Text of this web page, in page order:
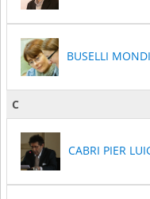
BUSELLI
C
CABRI PIER